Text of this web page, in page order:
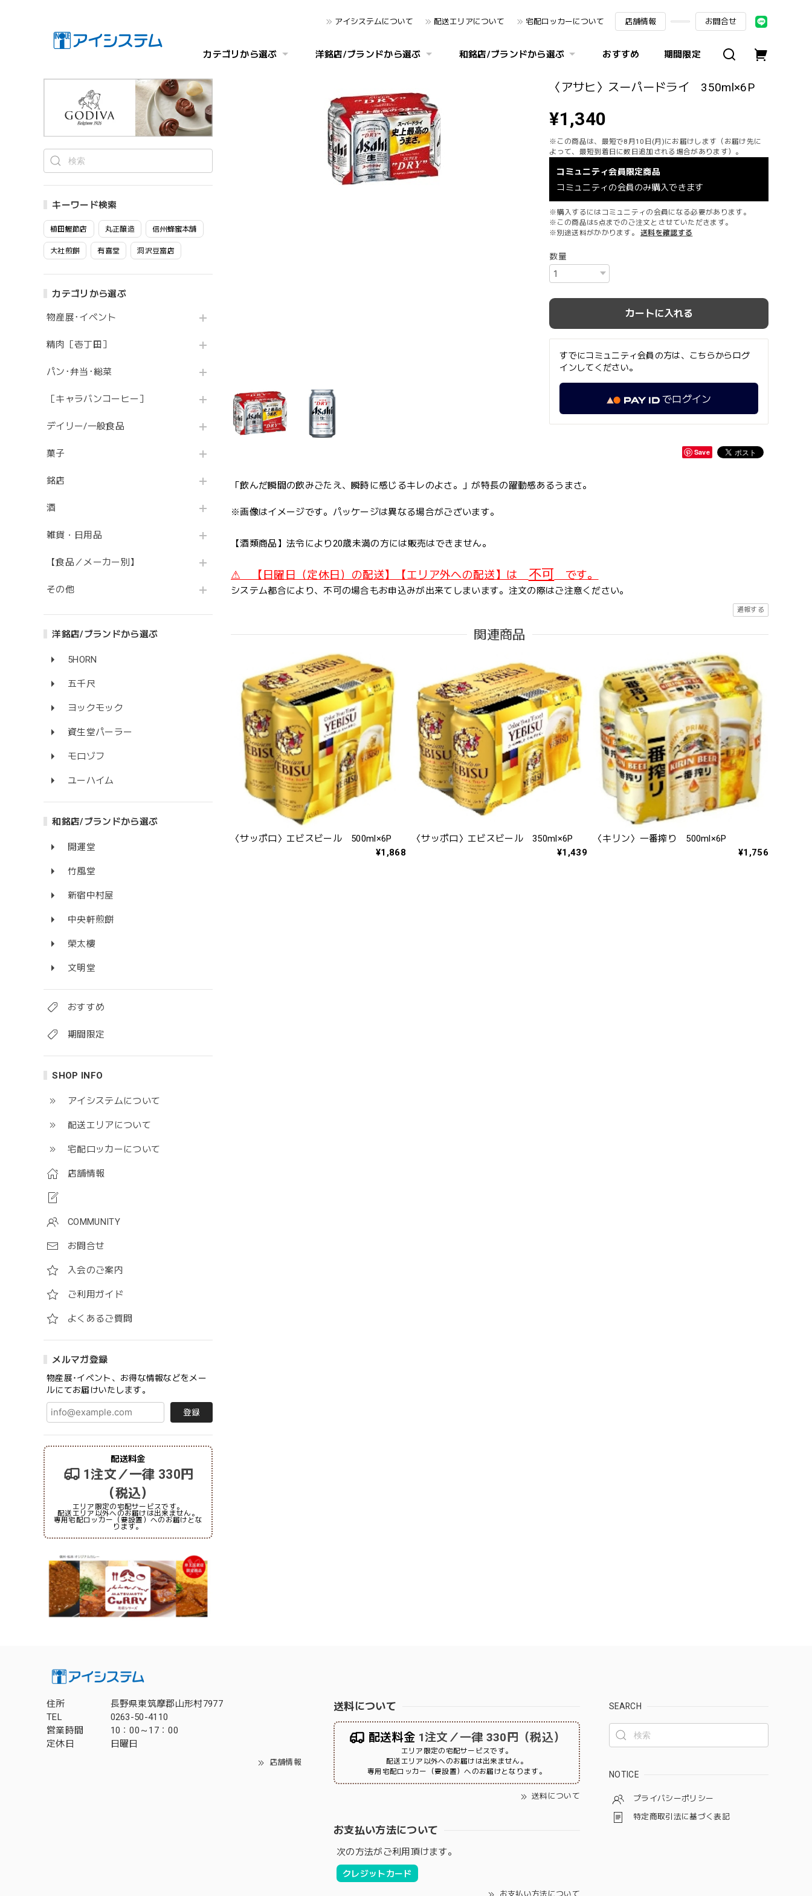
アイシステムについて 配送エリアについて 宅配ロッカーについて 店舗情報 お問合せ
カテゴリから選ぶ 洋銘店/ブランドから選ぶ 和銘店/ブランドから選ぶ おすすめ 期間限定
キーワード検索
植田鰹節店 丸正醸造 信州蜂蜜本舗
大社煎餅 有喜堂 洞沢豆富店
カテゴリから選ぶ
物産展･イベント
精肉［壱丁田］
パン･弁当･総菜
［キャラバンコーヒー］
デイリー/一般食品
菓子
銘店
酒
雑貨・日用品
【食品／メーカー別】
その他
洋銘店/ブランドから選ぶ
5HORN
五千尺
ヨックモック
資生堂パーラー
モロゾフ
ユーハイム
和銘店/ブランドから選ぶ
開運堂
竹風堂
新宿中村屋
中央軒煎餅
榮太樓
文明堂
おすすめ
期間限定
SHOP INFO
アイシステムについて
配送エリアについて
宅配ロッカーについて
店舗情報
COMMUNITY
お問合せ
入会のご案内
ご利用ガイド
よくあるご質問
メルマガ登録
物産展･イベント、お得な情報などをメー
ルにてお届けいたします。
登録
配送料金
1注文／一律 330円
（税込）
エリア限定の宅配サービスです。
配送エリア以外へのお届けは出来ません。
専用宅配ロッカー（要設置）へのお届けとな
ります。
〈アサヒ〉スーパードライ 350ml×6P
¥1,340
※この商品は、最短で8月10日(月)にお届けします（お届け先に
よって、最短到着日に数日追加される場合があります）。
コミュニティ会員限定商品
コミュニティの会員のみ購入できます
※購入するにはコミュニティの会員になる必要があります。
※この商品は5点までのご注文とさせていただきます。
※別途送料がかかります。
送料を確認する
数量
カートに入れる
すでにコミュニティ会員の方は、こちらからログ
インしてください。
でログイン
Save
「飲んだ瞬間の飲みごたえ、瞬時に感じるキレのよさ。」が特長の躍動感あるうまさ。
※画像はイメージです。パッケージは異なる場合がございます。
【酒類商品】法令により20歳未満の方には販売はできません。
⚠ 【日曜日（定休日）の配送】【エリア外への配送】は 不可 です。
システム都合により、不可の場合もお申込みが出来てしまいます。注文の際はご注意ください。
通報する
関連商品
〈サッポロ〉エビスビール 500ml×6P
¥1,868
〈サッポロ〉エビスビール 350ml×6P
¥1,439
〈キリン〉一番搾り 500ml×6P
¥1,756
住所
長野県東筑摩郡山形村7977
TEL
0263-50-4110
営業時間
10：00～17：00
定休日
日曜日
店舗情報
送料について
配送料金 1注文／一律 330円（税込）
エリア限定の宅配サービスです。
配送エリア以外へのお届けは出来ません。
専用宅配ロッカー（要設置）へのお届けとなります。
送料について
お支払い方法について
次の方法がご利用頂けます。
クレジットカード
お支払い方法について
SEARCH
NOTICE
プライバシーポリシー
特定商取引法に基づく表記